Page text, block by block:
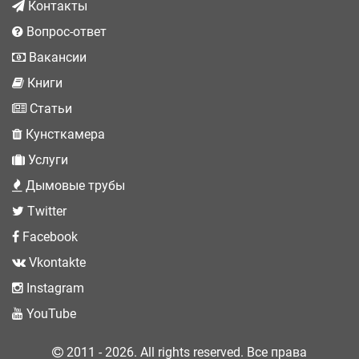
Контакты
Вопрос-ответ
Вакансии
Книги
Статьи
Кунсткамера
Услуги
Дымовые трубы
Twitter
Facebook
Vkontakte
Instagram
YouTube
2011 - 2026. All rights reserved. Все права